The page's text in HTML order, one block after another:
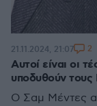
Αυτοί είναι οι
υποδυθούν τους
Ο Σαμ Μέντες
21.11.2024, 21:07 2